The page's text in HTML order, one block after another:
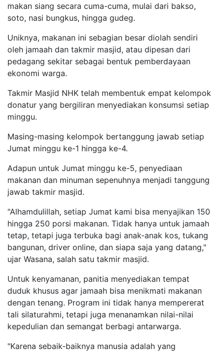
makan siang secara cuma-cuma, mulai dari bakso,
soto, nasi bungkus, hingga gudeg.
Uniknya, makanan ini sebagian besar diolah sendiri
oleh jamaah dan takmir masjid, atau dipesan dari
pedagang sekitar sebagai bentuk pemberdayaan
ekonomi warga.
Takmir Masjid NHK telah membentuk empat kelompok
donatur yang bergiliran menyediakan konsumsi setiap
minggu.
Masing-masing kelompok bertanggung jawab setiap
Jumat minggu ke-1 hingga ke-4.
Adapun untuk Jumat minggu ke-5, penyediaan
makanan dan minuman sepenuhnya menjadi tanggung
jawab takmir masjid.
"Alhamdulillah, setiap Jumat kami bisa menyajikan 150
hingga 250 porsi makanan. Tidak hanya untuk jamaah
tetap, tetapi juga terbuka bagi anak-anak kos, tukang
bangunan, driver online, dan siapa saja yang datang,"
ujar Wasana, salah satu takmir masjid.
Untuk kenyamanan, panitia menyediakan tempat
duduk khusus agar jamaah bisa menikmati makanan
dengan tenang. Program ini tidak hanya mempererat
tali silaturahmi, tetapi juga menanamkan nilai-nilai
kepedulian dan semangat berbagi antarwarga.
"Karena sebaik-baiknya manusia adalah yang